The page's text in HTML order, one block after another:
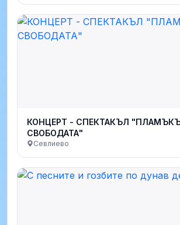
КОНЦЕРТ - СПЕКТАКЪЛ
СВОБОДАТА"
Севлиево